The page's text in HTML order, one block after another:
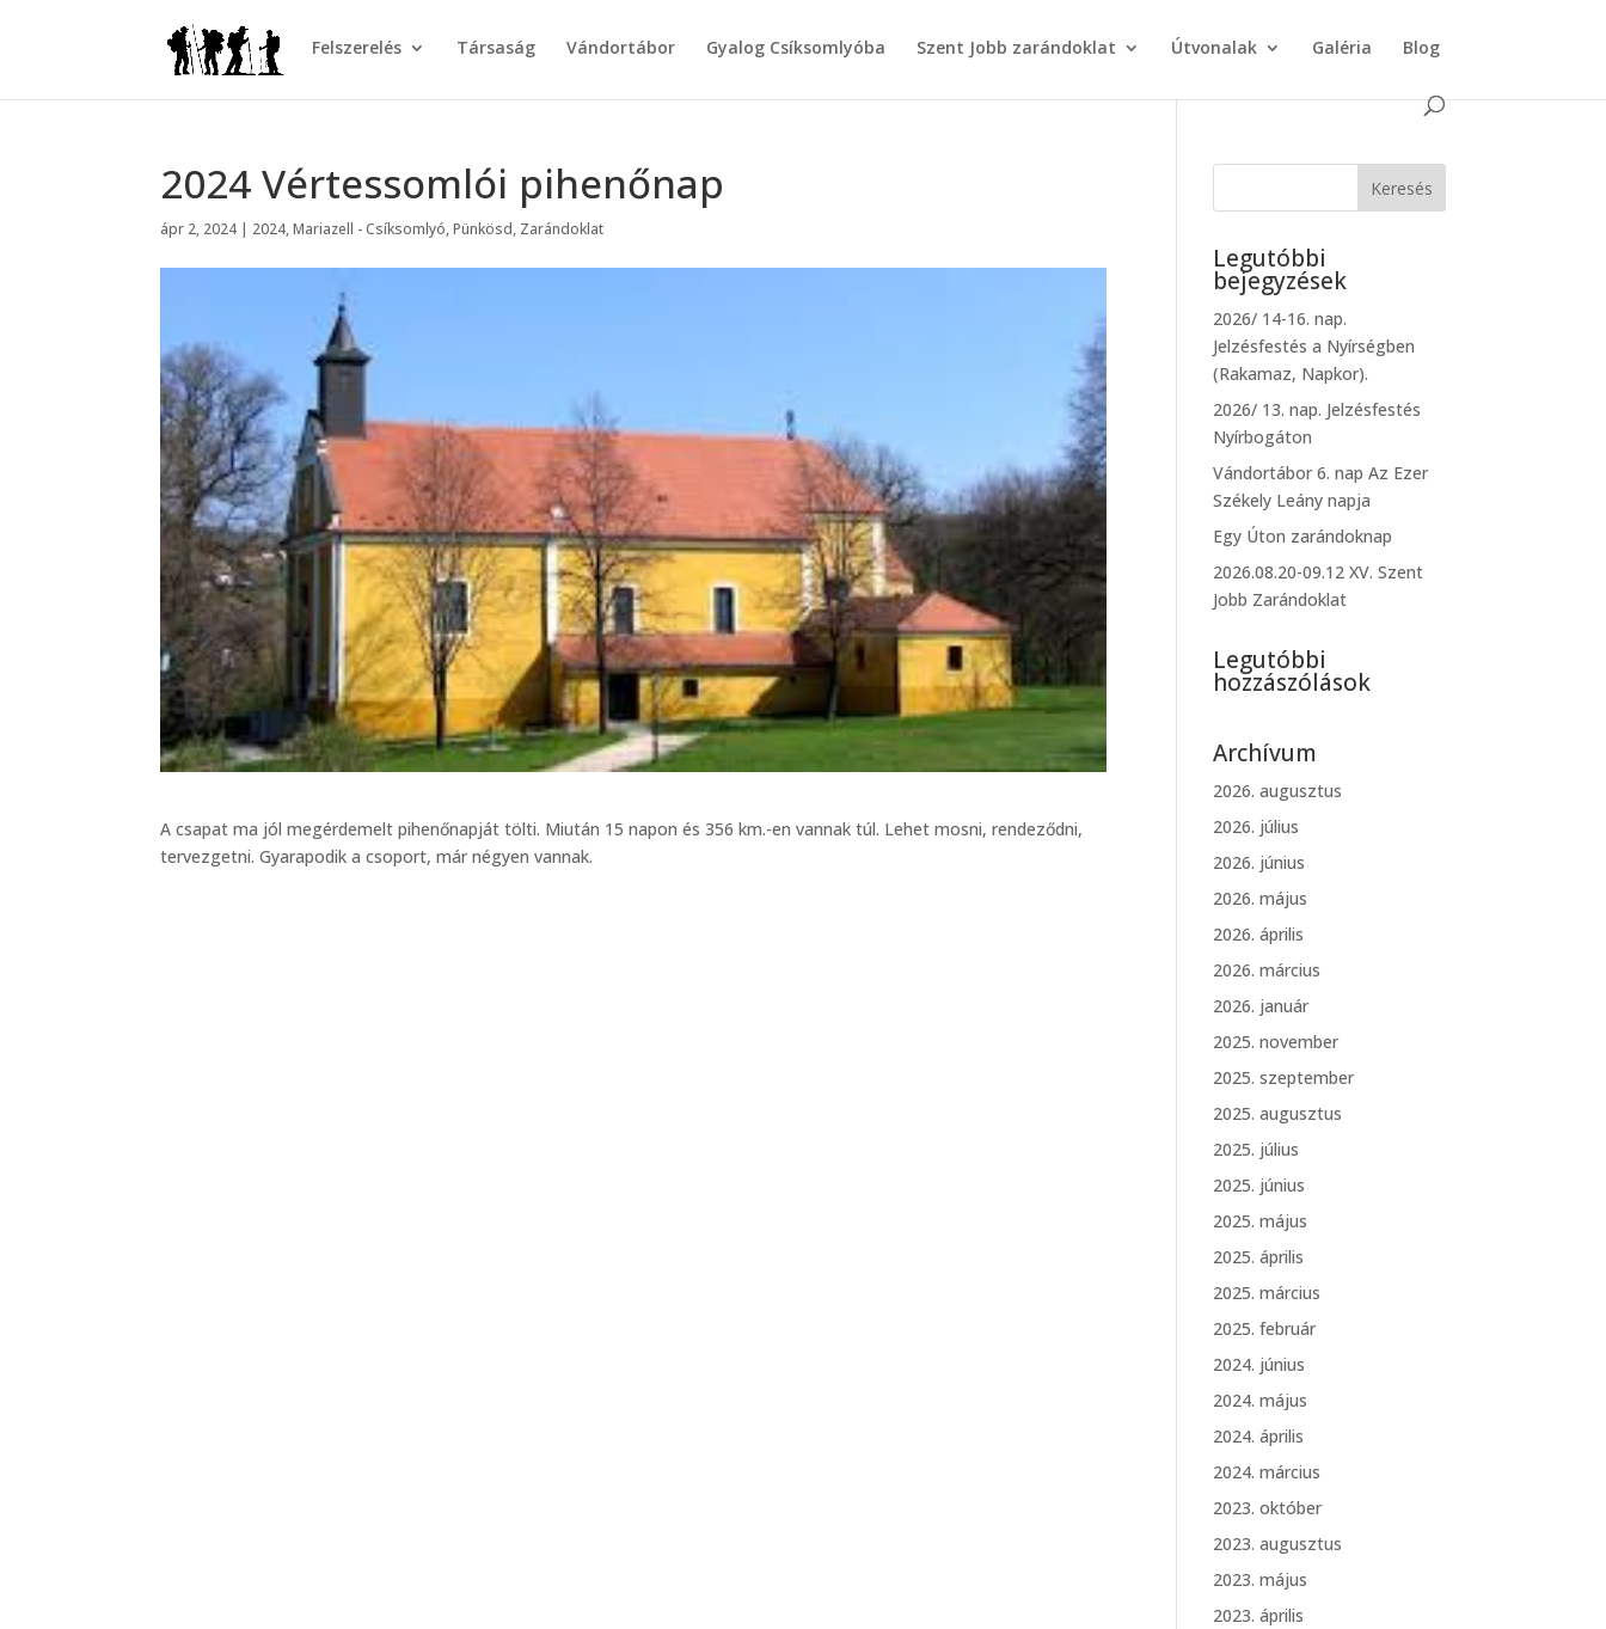
Felszerelés Társaság Vándortábor Gyalog Csíksomlyóba Szent Jobb zarándoklat Útvonalak Galéria Blog
2024 Vértessomlói pihenőnap
ápr 2, 2024 | 2024,Mariazell - Csíksomlyó,Pünkösd, Zarándoklat
A csapat ma jól megérdemelt pihenőnapját tölti. Miután 15 napon és 356 km.-en vannak túl. Lehet mosni, rendeződni,
tervezgetni. Gyarapodik a csoport, már négyen vannak.
Legutóbbi
bejegyzések
2026/ 14-16. nap.
Jelzésfestés a Nyírségben
(Rakamaz, Napkor).
2026/ 13. nap. Jelzésfestés
Nyírbogáton
Vándortábor 6. nap Az Ezer
Székely Leány napja
Egy Úton zarándoknap
2026.08.20-09.12 XV. Szent
Jobb Zarándoklat
Legutóbbi
hozzászólások
Archívum
2026. augusztus
2026. július
2026. június
2026. május
2026. április
2026. március
2026. január
2025. november
2025. szeptember
2025. augusztus
2025. július
2025. június
2025. május
2025. április
2025. március
2025. február
2024. június
2024. május
2024. április
2024. március
2023. október
2023. augusztus
2023. május
2023. április